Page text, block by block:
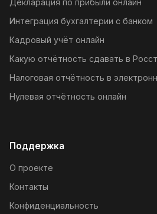
Интеграция бухгалтерии с банком
Кадровый учёт онлайн
Какую отчётность сдавать в
Налоговая отчётность в
Нулевая отчётность онлайн
Поддержка
О проекте
Контакты
Конфиденциальность